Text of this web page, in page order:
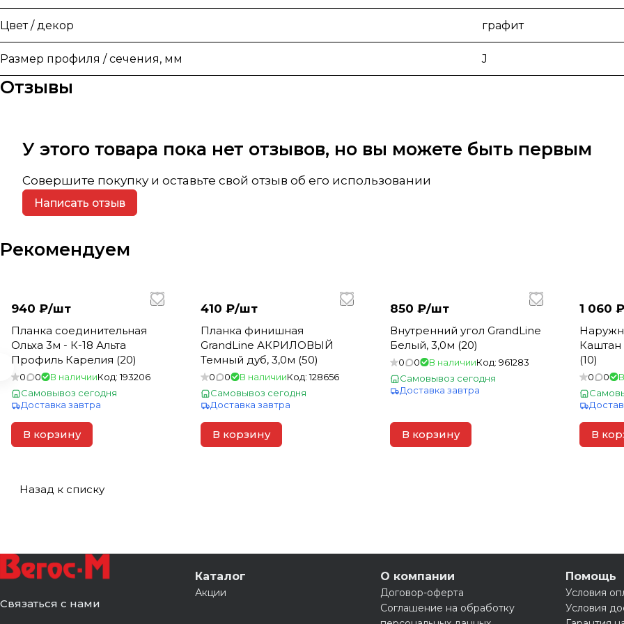
Цвет / декор графит
Размер профиля / сечения, мм J
Отзывы
У этого товара пока нет отзывов, но вы можете быть первым
Совершите покупку и оставьте свой отзыв об его использовании
Написать отзыв
Рекомендуем
940 ₽/шт
Планка соединительная
Ольха 3м - К-18 Альта
Профиль Карелия (20)
0 0 В наличииКод:193206
Самовывоз сегодня
Доставка завтра
В корзину
410 ₽/шт
Планка финишная
GrandLine АКРИЛОВЫЙ
Темный дуб, 3,0м (50)
0 0 В наличииКод:128656
Самовывоз сегодня
Доставка завтра
В корзину
850 ₽/шт
Внутренний угол GrandLine
Белый, 3,0м (20)
0 0 В наличииКод: 961283
Самовывоз сегодня
Доставка завтра
В корзину
1 060
Каштан
(10)
0 0
В
Назад к списку
Связаться с нами
Каталог
Акции
О компании
Договор-оферта
Соглашение на обработку
Помощь
Условия
Условия